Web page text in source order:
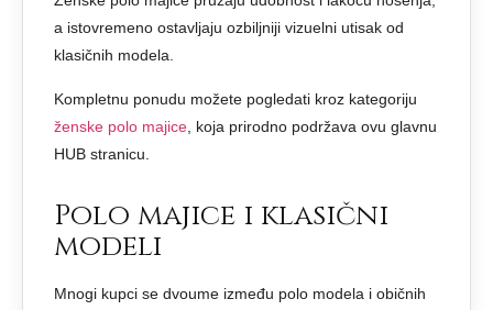
a istovremeno ostavljaju ozbiljniji vizuelni utisak od
klasičnih modela.
Kompletnu ponudu možete pogledati kroz kategoriju
ženske polo majice , koja prirodno podržava ovu glavnu
HUB stranicu.
Polo majice i klasični
modeli
Mnogi kupci se dvoume između polo modela i običnih